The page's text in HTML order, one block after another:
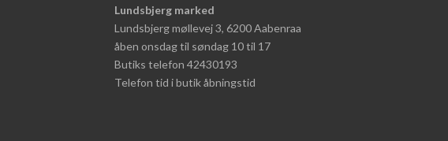
Lundsbjerg marked
Lundsbjerg møllevej 3, 6200 Aabenraa
åben onsdag til søndag 10 til 17
Butiks telefon 42430193
Telefon tid i butik åbningstid